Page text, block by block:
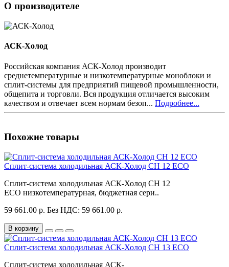
О производителе
АСК-Холод
Российская компания АСК-Холод производит
среднетемпературные и низкотемпературные моноблоки и
сплит-системы для предприятий пищевой промышленности,
общепита и торговли. Вся продукция отличается высоким
качеством и отвечает всем нормам безоп... Подробнее...
Похожие товары
Сплит-система холодильная АСК-Холод CH 12 ECO
Сплит-система холодильная АСК-Холод CH 12
ECO низкотемпературная, бюджетная сери..
59 661.00 р. Без НДС: 59 661.00 р.
В корзину
Сплит-система холодильная АСК-Холод CH 13 ECO
Сплит-система холодильная АСК-